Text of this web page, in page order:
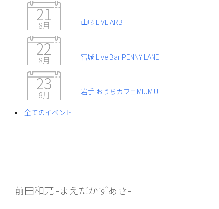
21
8月 山形 LIVE ARB
22
8月 宮城 Live Bar PENNY LANE
23
8月 岩手 おうちカフェMIUMIU
全てのイベント
前田和亮 -まえだかずあき-